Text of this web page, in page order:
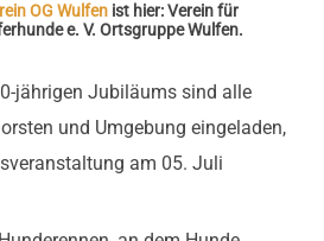
OG Wulfen ist hier: Verein für
e. V. Ortsgruppe Wulfen.
jährigen Jubiläums sind alle
und Umgebung eingeladen,
am 05. Juli